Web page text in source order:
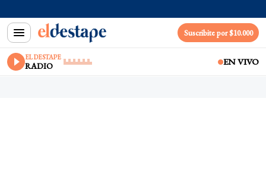
Suscribite por $10.000
EL DESTAPE
RADIO EN VIVO